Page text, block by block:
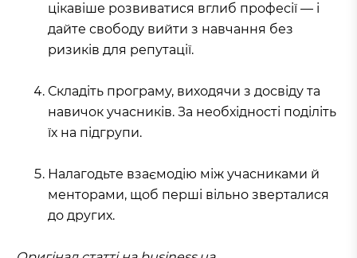
цікавіше розвиватися вглиб професії — і
дайте свободу вийти з навчання без
ризиків для репутації.
Складіть програму, виходячи з досвіду та
навичок учасників. За необхідності поділіть
їх на підгрупи.
Налагодьте взаємодію між учасниками й
менторами, щоб перші вільно зверталися
до других.